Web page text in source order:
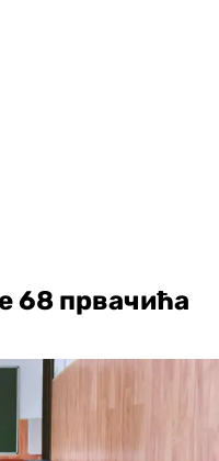
68 првачића